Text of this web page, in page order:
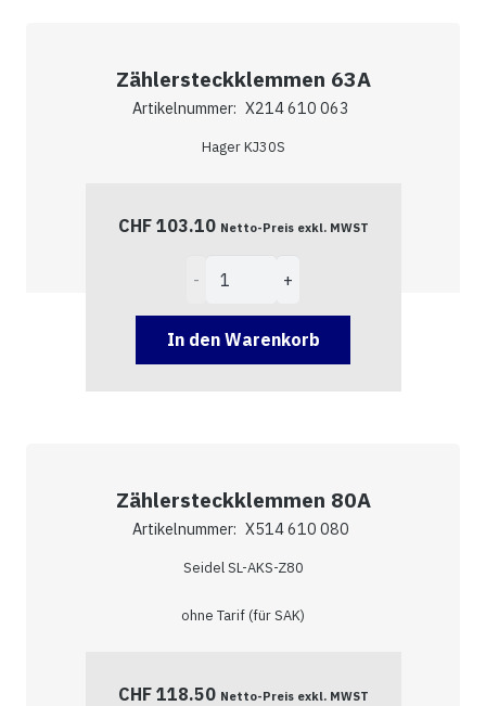
Zählersteckklemmen 63A
Artikelnummer: X214 610 063
Hager KJ30S
CHF103.10 Netto-Preis exkl. MWST
Zählersteckklemmen
Menge
In den Warenkorb
Zählersteckklemmen 80A
Artikelnummer: X514 610 080
Seidel SL-AKS-Z80
ohne Tarif (für SAK)
CHF118.50 Netto-Preis exkl. MWST